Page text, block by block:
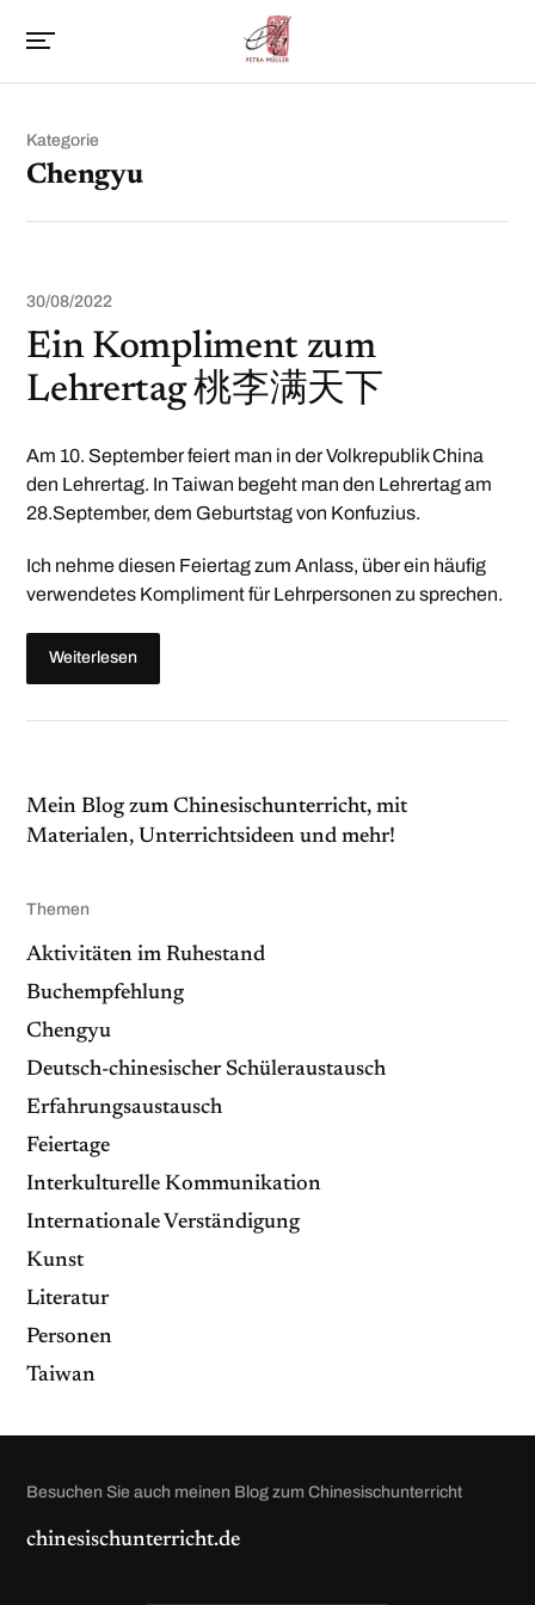
Kategorie
Chengyu
30/08/2022
Ein Kompliment zum
Lehrertag 桃李满天下
Am 10. September feiert man in der Volkrepublik China
den Lehrertag. In Taiwan begeht man den Lehrertag am
28.September, dem Geburtstag von Konfuzius.
Ich nehme diesen Feiertag zum Anlass, über ein häufig
verwendetes Kompliment für Lehrpersonen zu sprechen.
Weiterlesen
Mein Blog zum Chinesischunterricht, mit
Materialen, Unterrichtsideen und mehr!
Themen
Aktivitäten im Ruhestand
Buchempfehlung
Chengyu
Deutsch-chinesischer Schüleraustausch
Erfahrungsaustausch
Feiertage
Interkulturelle Kommunikation
Internationale Verständigung
Kunst
Literatur
Personen
Taiwan
Besuchen Sie auch meinen Blog zum Chinesischunterricht
chinesischunterricht.de